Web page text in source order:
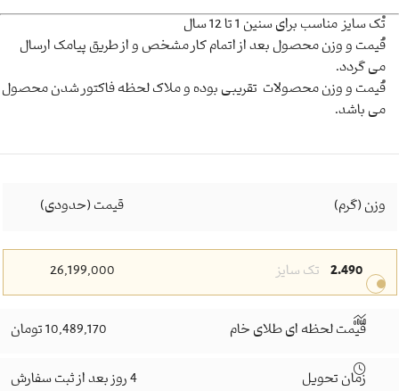
تک سایز مناسب برای سنین 1 تا 12 سال
قیمت و وزن محصول بعد از اتمام کار مشخص و از طریق پیامک ارسال
می گردد.
قیمت و وزن محصولات تقریبی بوده و ملاک لحظه فاکتور شدن محصول
می باشد.
وزن (گرم) قیمت (حدودی)
2.490 تک سایز 26,199,000
قیمت لحظه ای طلای خام 10,489,170 تومان
زمان تحویل 4 روز بعد از ثبت سفارش